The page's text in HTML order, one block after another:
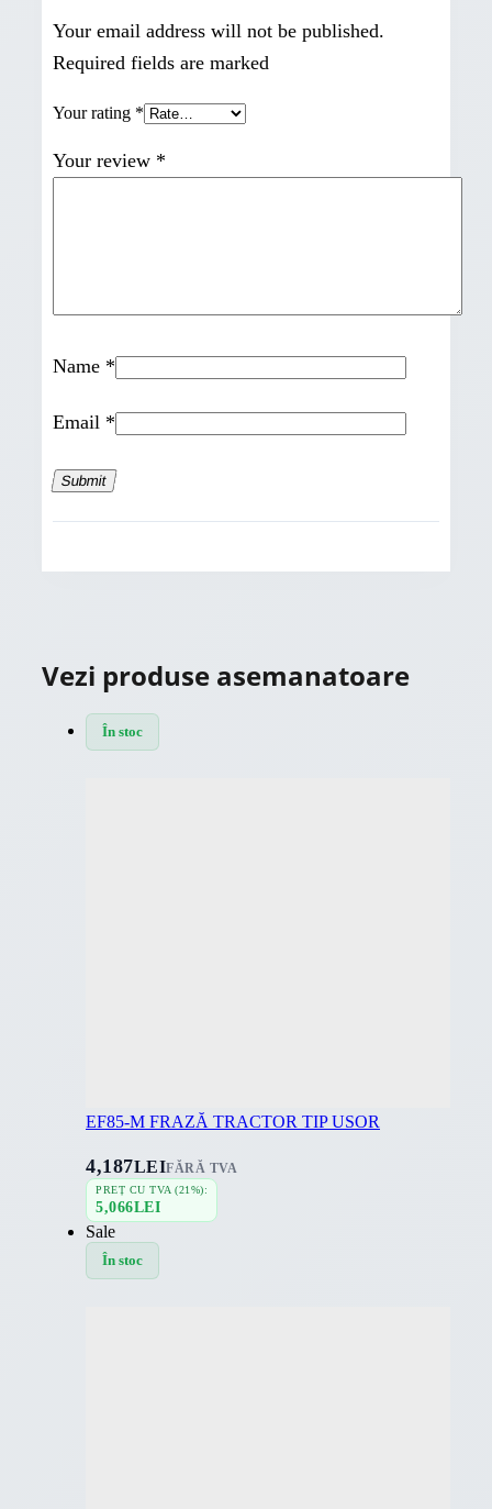
Your email address will not be published.
Required fields are marked
Your rating *
Your review *
Name *
Email *
Vezi produse asemanatoare
În stoc
EF85-M FRAZĂ TRACTOR TIP USOR
4,187LEIFĂRĂ TVA
PREȚ CU TVA (21%):
5,066LEI
Sale
În stoc